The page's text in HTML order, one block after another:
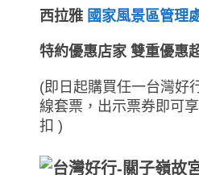
西拉雅 國家風景區管理
特約優惠店家 雙重優惠
(即日起購買任一台灣好
線套票，出示票券即可
扣 )